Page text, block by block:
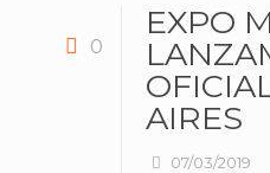
0
EXPO
AIRES
07/03/2019